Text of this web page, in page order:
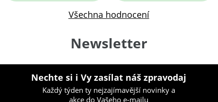
Všechna hodnocení
Newsletter
Nechte si i Vy zasílat náš zpravodaj
Každý týden ty nejzajímavější novinky a
akce do Vašeho e-mailu